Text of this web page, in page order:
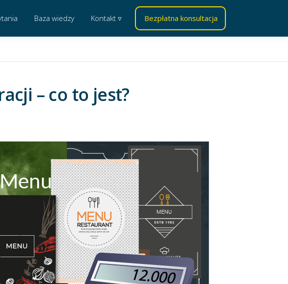
Baza wiedzy Kontakt ▿ Bezpłatna konsultacja
– co to jest?